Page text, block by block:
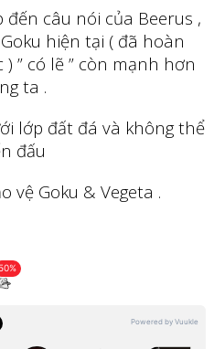
đến câu nói của Beerus ,
hiện tại ( đã hoàn
” có lẽ ” còn mạnh hơn
ta .
lớp đất đá và không thể
đấu
vệ Goku & Vegeta .